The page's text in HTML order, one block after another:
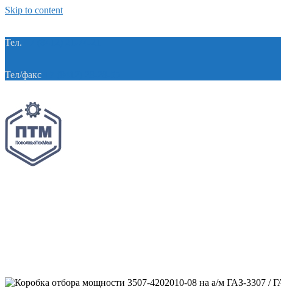
Skip to content
Тел.
Тел/факс